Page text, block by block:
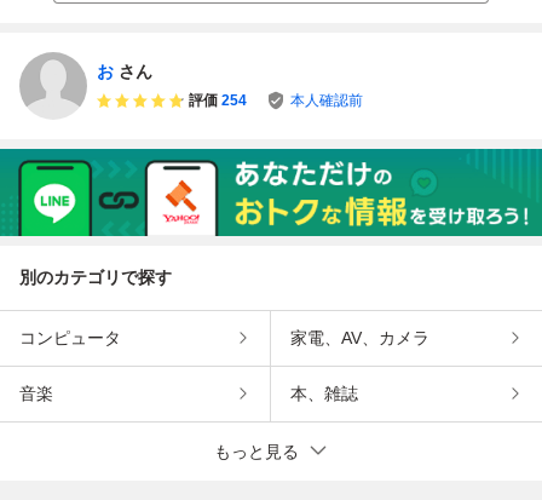
お さん
評価 254 本人確認前
別のカテゴリで探す
コンピュータ 家電、AV、カメラ
音楽 本、雑誌
もっと見る